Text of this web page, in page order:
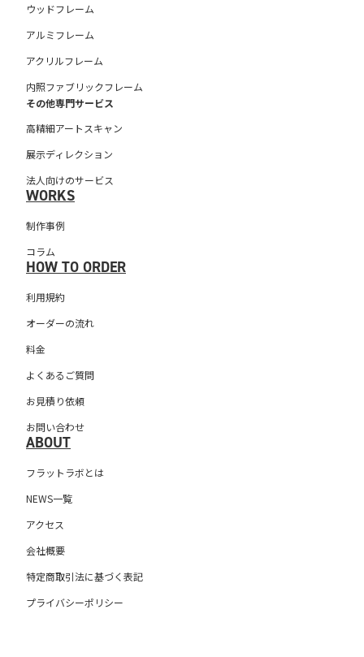
ウッドフレーム
アルミフレーム
アクリルフレーム
内照ファブリックフレーム
その他専門サービス
高精細アートスキャン
展示ディレクション
法人向けのサービス
WORKS
制作事例
コラム
HOW TO ORDER
利用規約
オーダーの流れ
料金
よくあるご質問
お見積り依頼
お問い合わせ
ABOUT
フラットラボとは
NEWS一覧
アクセス
会社概要
特定商取引法に基づく表記
プライバシーポリシー